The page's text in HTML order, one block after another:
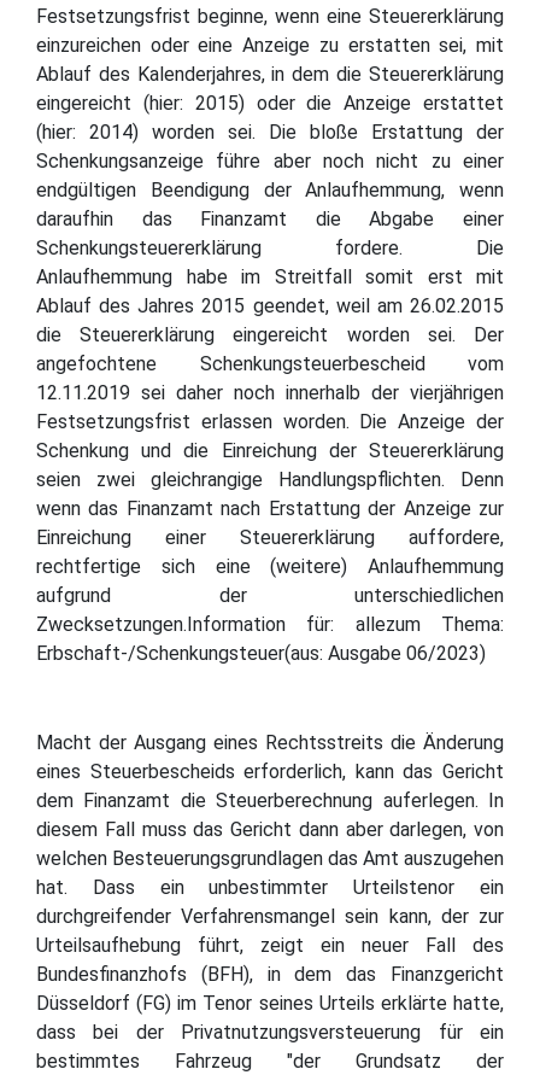
Festsetzungsfrist beginne, wenn eine Steuererklärung
einzureichen oder eine Anzeige zu erstatten sei, mit
Ablauf des Kalenderjahres, in dem die Steuererklärung
eingereicht (hier: 2015) oder die Anzeige erstattet
(hier: 2014) worden sei. Die bloße Erstattung der
Schenkungsanzeige führe aber noch nicht zu einer
endgültigen Beendigung der Anlaufhemmung, wenn
daraufhin das Finanzamt die Abgabe einer
Schenkungsteuererklärung fordere. Die
Anlaufhemmung habe im Streitfall somit erst mit
Ablauf des Jahres 2015 geendet, weil am 26.02.2015
die Steuererklärung eingereicht worden sei. Der
angefochtene Schenkungsteuerbescheid vom
12.11.2019 sei daher noch innerhalb der vierjährigen
Festsetzungsfrist erlassen worden. Die Anzeige der
Schenkung und die Einreichung der Steuererklärung
seien zwei gleichrangige Handlungspflichten. Denn
wenn das Finanzamt nach Erstattung der Anzeige zur
Einreichung einer Steuererklärung auffordere,
rechtfertige sich eine (weitere) Anlaufhemmung
aufgrund der unterschiedlichen
Zwecksetzungen.Information für: allezum Thema:
Erbschaft-/Schenkungsteuer(aus: Ausgabe 06/2023)
Macht der Ausgang eines Rechtsstreits die Änderung
eines Steuerbescheids erforderlich, kann das Gericht
dem Finanzamt die Steuerberechnung auferlegen. In
diesem Fall muss das Gericht dann aber darlegen, von
welchen Besteuerungsgrundlagen das Amt auszugehen
hat. Dass ein unbestimmter Urteilstenor ein
durchgreifender Verfahrensmangel sein kann, der zur
Urteilsaufhebung führt, zeigt ein neuer Fall des
Bundesfinanzhofs (BFH), in dem das Finanzgericht
Düsseldorf (FG) im Tenor seines Urteils erklärte hatte,
dass bei der Privatnutzungsversteuerung für ein
bestimmtes Fahrzeug "der Grundsatz der